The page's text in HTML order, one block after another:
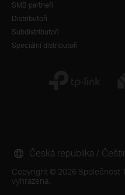
SMB partneři
Distributoři
Subdistributoři
Speciální distributoři
Copyright © 2026 Společnost
vyhrazena.
Česká republika /